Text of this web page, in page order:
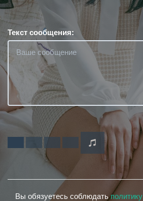
Текст сообщения:
Вы обязуетесь соблюдатьполитику